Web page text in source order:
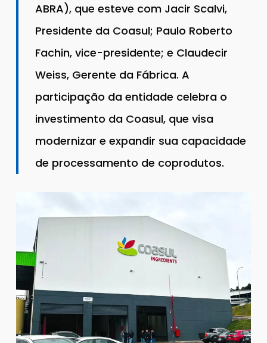
ABRA), que esteve com Jacir Scalvi,
Presidente da Coasul; Paulo Roberto
Fachin, vice-presidente; e Claudecir
Weiss, Gerente da Fábrica. A
participação da entidade celebra o
investimento da Coasul, que visa
modernizar e expandir sua capacidade
de processamento de coprodutos.